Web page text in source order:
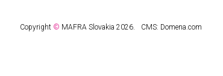
Copyright © MAFRA Slovakia 2026. CMS: Domena.com